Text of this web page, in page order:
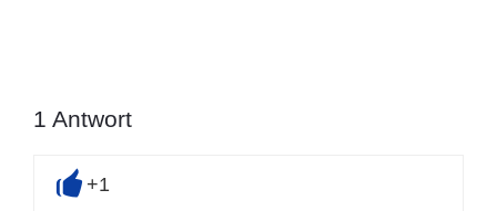
1 Antwort
+1